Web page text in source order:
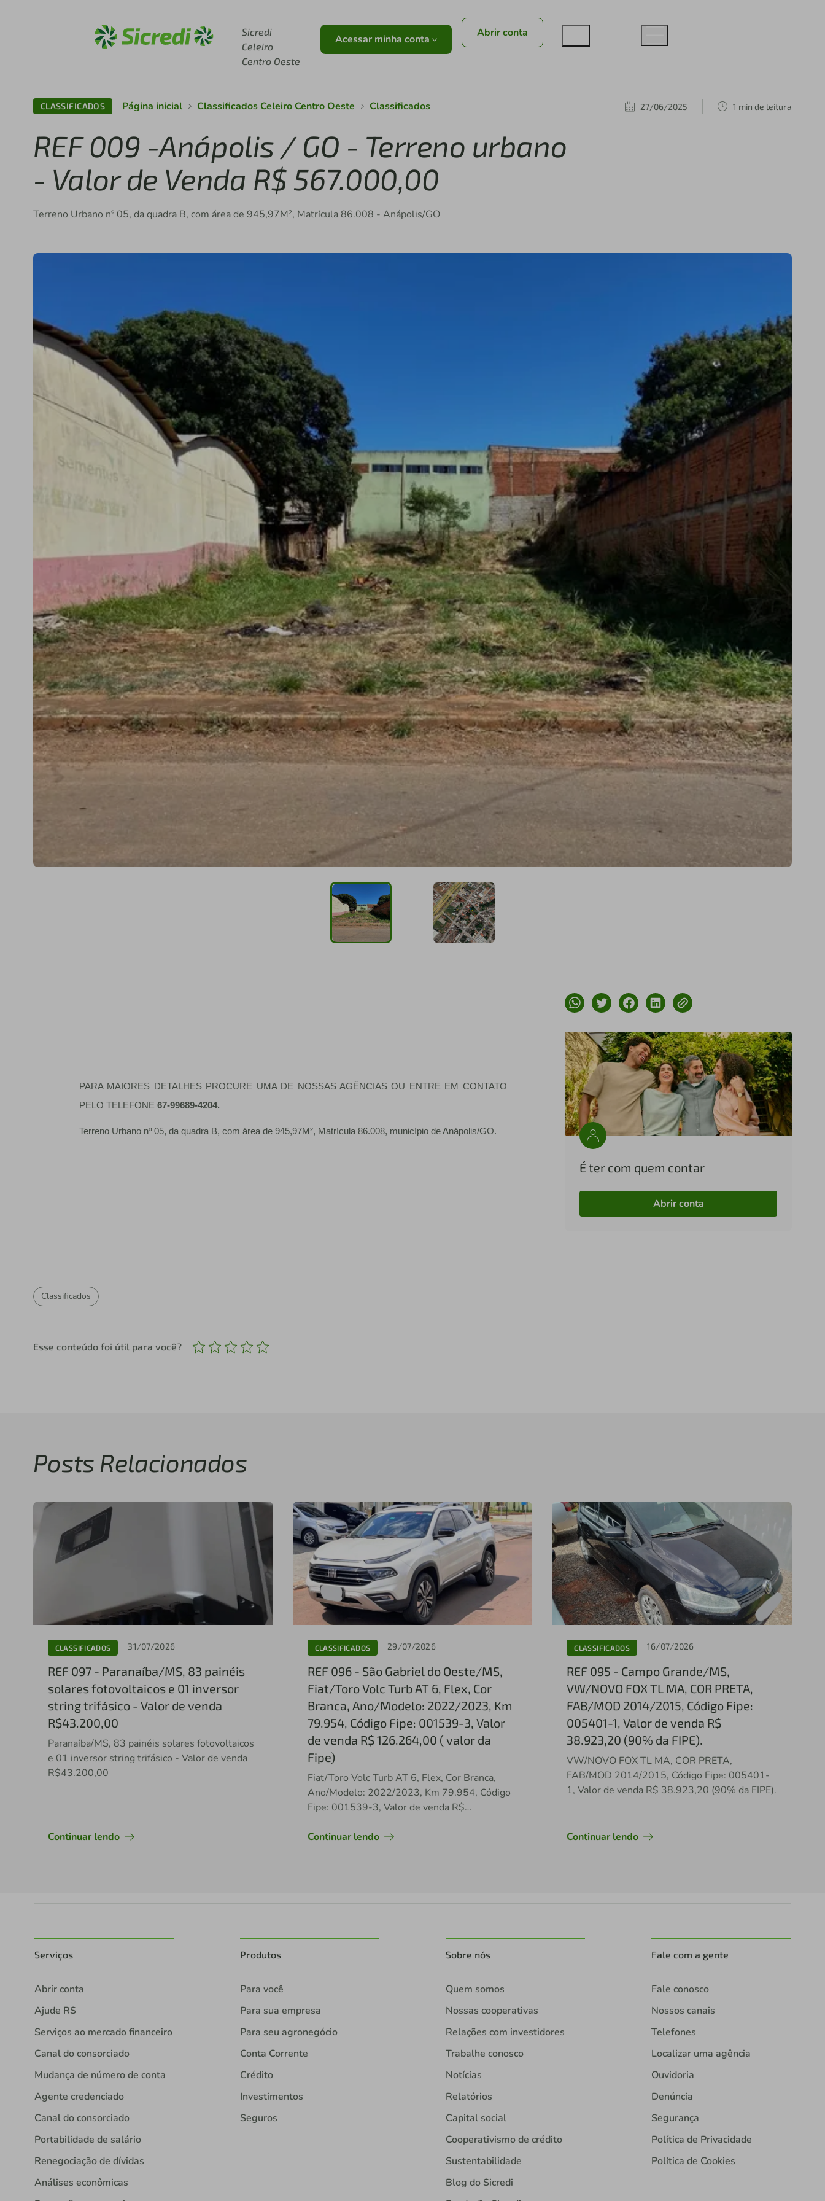
Sicredi
Celeiro
Centro Oeste
Acessar minha conta Abrir conta
CLASSIFICADOS Página inicial Classificados Celeiro Centro Oeste Classificados 27/06/2025 1 min de leitura
REF 009 -Anápolis / GO - Terreno urbano
- Valor de Venda R$ 567.000,00
Terreno Urbano nº 05, da quadra B, com área de 945,97M², Matrícula 86.008 - Anápolis/GO
PARA MAIORES DETALHES PROCURE UMA DE NOSSAS AGÊNCIAS OU ENTRE EM CONTATO
PELO TELEFONE 67-99689-4204.
Terreno Urbano nº 05, da quadra B, com área de 945,97M², Matrícula 86.008, município de Anápolis/GO.
É ter com quem contar
Abrir conta
Classificados
Esse conteúdo foi útil para você?
Posts Relacionados
CLASSIFICADOS 31/07/2026
REF 097 - Paranaíba/MS, 83 painéis
solares fotovoltaicos e 01 inversor
string trifásico - Valor de venda
R$43.200,00
Paranaíba/MS, 83 painéis solares fotovoltaicos
e 01 inversor string trifásico - Valor de venda
R$43.200,00
Continuar lendo
CLASSIFICADOS 29/07/2026
REF 096 - São Gabriel do Oeste/MS,
Fiat/Toro Volc Turb AT 6, Flex, Cor
Branca, Ano/Modelo: 2022/2023, Km
79.954, Código Fipe: 001539-3, Valor
de venda R$ 126.264,00 ( valor da
Fipe)
Fiat/Toro Volc Turb AT 6, Flex, Cor Branca,
Ano/Modelo: 2022/2023, Km 79.954, Código
Fipe: 001539-3, Valor de venda R$
Continuar lendo
CLASSIFICADOS 16/07/2026
REF 095 - Campo Grande/MS,
VW/NOVO FOX TL MA, COR PRETA,
FAB/MOD 2014/2015, Código Fipe:
005401-1, Valor de venda R$
38.923,20 (90% da FIPE).
VW/NOVO FOX TL MA, COR PRETA,
FAB/MOD 2014/2015, Código Fipe: 005401-
1, Valor de venda R$ 38.923,20 (90% da FIPE).
Continuar lendo
Serviços
Abrir conta
Ajude RS
Serviços ao mercado financeiro
Canal do consorciado
Mudança de número de conta
Agente credenciado
Canal do consorciado
Portabilidade de salário
Renegociação de dívidas
Análises econômicas
Produtos
Para você
Para sua empresa
Para seu agronegócio
Conta Corrente
Crédito
Investimentos
Seguros
Sobre nós
Quem somos
Nossas cooperativas
Relações com investidores
Trabalhe conosco
Notícias
Relatórios
Capital social
Cooperativismo de crédito
Sustentabilidade
Blog do Sicredi
Fale com a gente
Fale conosco
Nossos canais
Telefones
Localizar uma agência
Ouvidoria
Denúncia
Segurança
Política de Privacidade
Política de Cookies